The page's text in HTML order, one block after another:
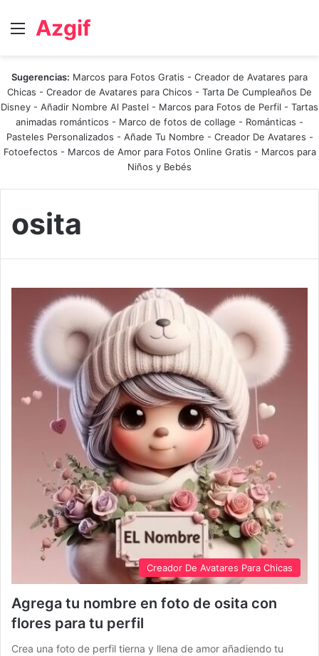
Menú
Azgif
Sugerencias: Marcos para Fotos Gratis - Creador de Avatares para
Chicas - Creador de Avatares para Chicos - Tarta De Cumpleaños De
Disney - Añadir Nombre Al Pastel - Marcos para Fotos de Perfil - Tartas
animadas románticos - Marco de fotos de collage - Románticas -
Pasteles Personalizados - Añade Tu Nombre - Creador De Avatares -
Fotoefectos - Marcos de Amor para Fotos Online Gratis - Marcos para
Niños y Bebés
osita
Creador De Avatares Para Chicas
Agrega tu nombre en foto de osita con
flores para tu perfil
Crea una foto de perfil tierna y llena de amor añadiendo tu